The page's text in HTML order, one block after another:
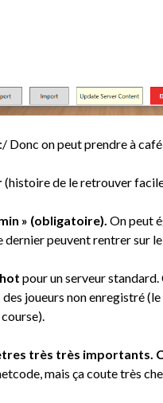
Donc on peut prendre à
(histoire de le retrouver
» (obligatoire). On peut
dernier peuvent rentrer sur
pour un serveur
joueurs non enregistré
très très importants.
mais ça coute très